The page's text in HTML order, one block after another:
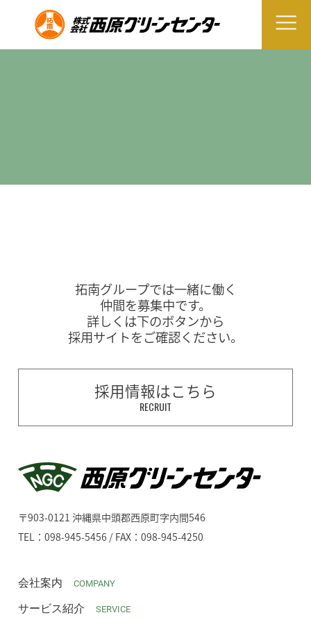
拓南グループでは一緒に働く
仲間を募集中です。
詳しくは下のボタンから
採用サイトをご確認ください。
採用情報はこちら
RECRUIT
〒903-0121 沖縄県中頭郡西原町字内間546
TEL：098-945-5456 / FAX：098-945-4250
会社案内 COMPANY
サービス紹介 SERVICE